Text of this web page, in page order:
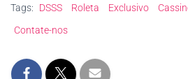
Tags: DSSS Roleta Exclusivo
Contate-nos